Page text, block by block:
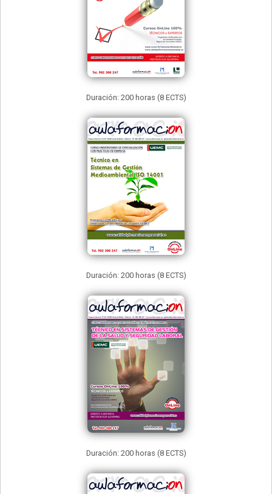
Duración: 200 horas (8 ECTS)
Duración: 200 horas (8 ECTS)
Duración: 200 horas (8 ECTS)